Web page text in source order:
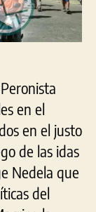
en el
en el justo
de las idas
Nedela que
del